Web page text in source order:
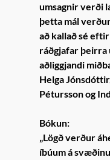
umsagnir verði
þetta mál
að kallað sé
ráðgjafar
aðliggjandi
Helga
Pétursson og
Bókun:
„Lögð verður
íbúum á